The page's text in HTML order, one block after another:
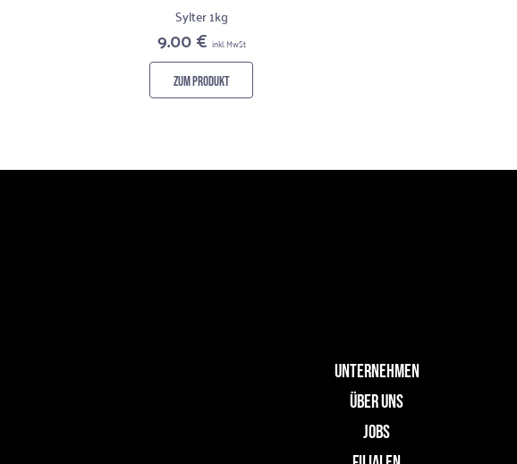
Sylter 1kg
9.00 € inkl. MwSt
ZUM PRODUKT
UNTERNEHMEN
ÜBER UNS
JOBS